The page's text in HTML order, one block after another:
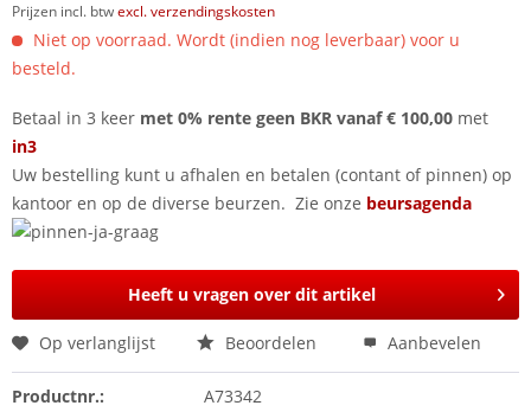
Prijzen incl. btwexcl. verzendingskosten
Niet op voorraad. Wordt (indien nog leverbaar) voor u
besteld.
Betaal in 3 keer met 0% rente geen BKR vanaf € 100,00 met
in3
Uw bestelling kunt u afhalen en betalen (contant of pinnen) op
kantoor en op de diverse beurzen. Zie onze beursagenda
Heeft u vragen over dit artikel
Op verlanglijst Beoordelen Aanbevelen
Productnr.: A73342